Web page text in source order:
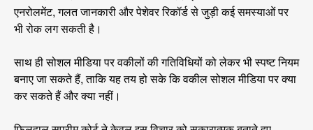
एनरोलमेंट, गलत जानकारी और पेशेवर रिकॉर्ड से जुड़ी कई समस्याओं पर
भी रोक लग सकती है।
साथ ही सोशल मीडिया पर वकीलों की गतिविधियों को लेकर भी स्पष्ट नियम
बनाए जा सकते हैं, ताकि यह तय हो सके कि वकील सोशल मीडिया पर क्या
कर सकते हैं और क्या नहीं।